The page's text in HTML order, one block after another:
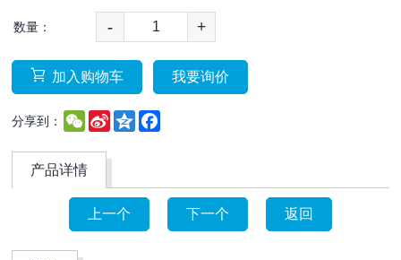
数量： - +
加入购物车 我要询价
分享到： WeChat
Sina
Weibo
Qzone
产品详情
上一个 下一个 返回